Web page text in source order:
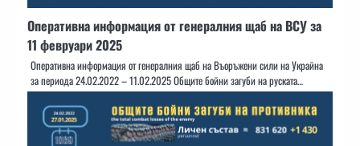
Оперативна информация от генералния щаб на ВСУ за
11 февруари 2025
Оперативна информация от генералния щаб на Въоръжени сили на Украйна
за периода 24.02.2022 – 11.02.2025 Общите бойни загуби на руската…